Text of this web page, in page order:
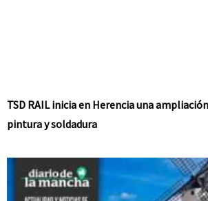
TSD RAIL inicia en Herencia una
pintura y soldadura